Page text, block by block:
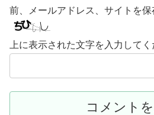
前、メールアドレス、サイトを保
上に表示された文字を入力してく